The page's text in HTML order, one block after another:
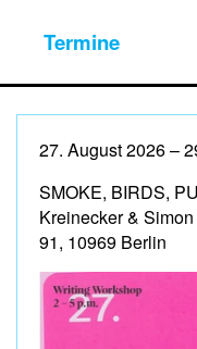
Termine
27. August 2026 –
SMOKE, BIRDS,
Kreinecker &
91, 10969 Berlin